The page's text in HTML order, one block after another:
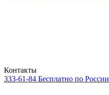
Контакты
333-61-84 Бесплатно по России